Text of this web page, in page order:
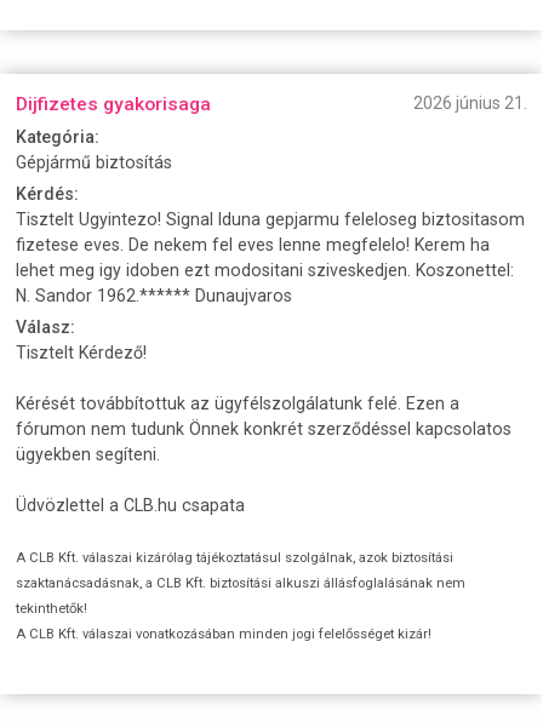
Dijfizetes gyakorisaga
2026 június 21.
Kategória:
Gépjármű biztosítás
Kérdés:
Tisztelt Ugyintezo! Signal Iduna gepjarmu feleloseg biztositasom
fizetese eves. De nekem fel eves lenne megfelelo! Kerem ha
lehet meg igy idoben ezt modositani sziveskedjen. Koszonettel:
N. Sandor 1962.****** Dunaujvaros
Válasz:
Tisztelt Kérdező!
Kérését továbbítottuk az ügyfélszolgálatunk felé. Ezen a
fórumon nem tudunk Önnek konkrét szerződéssel kapcsolatos
ügyekben segíteni.
Üdvözlettel a CLB.hu csapata
A CLB Kft. válaszai kizárólag tájékoztatásul szolgálnak, azok biztosítási
szaktanácsadásnak, a CLB Kft. biztosítási alkuszi állásfoglalásának nem
tekinthetők!
A CLB Kft. válaszai vonatkozásában minden jogi felelősséget kizár!